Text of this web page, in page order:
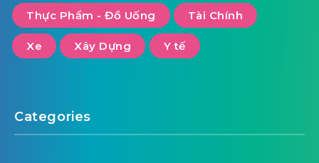
Thực Phẩm - Đồ Uống Tài Chính
Xe Xây Dựng Y tế
Categories